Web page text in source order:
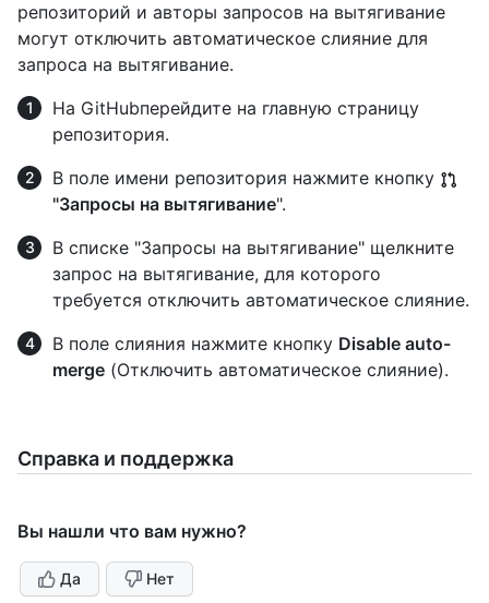
репозиторий и авторы запросов на вытягивание
могут отключить автоматическое слияние для
запроса на вытягивание.
На GitHubперейдите на главную страницу
репозитория.
В поле имени репозитория нажмите кнопку
"Запросы на вытягивание".
В списке "Запросы на вытягивание" щелкните
запрос на вытягивание, для которого
требуется отключить автоматическое слияние.
В поле слияния нажмите кнопку Disable auto-
merge (Отключить автоматическое слияние).
Справка и поддержка
Вы нашли что вам нужно?
Да Нет